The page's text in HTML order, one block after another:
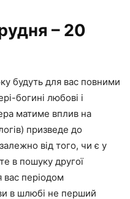
– 20
будуть для вас повними
богині любові і
матиме вплив на
призведе до
від того, чи є у
в пошуку другої
вас періодом
в шлюбі не перший